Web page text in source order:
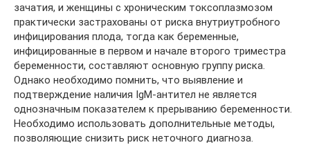
зачатия, и женщины с хроническим токсоплазмозом
практически застрахованы от риска внутриутробного
инфицирования плода, тогда как беременные,
инфицированные в первом и начале второго триместра
беременности, составляют основную группу риска.
Однако необходимо помнить, что выявление и
подтверждение наличия IgM-антител не является
однозначным показателем к прерыванию беременности.
Необходимо использовать дополнительные методы,
позволяющие снизить риск неточного диагноза.